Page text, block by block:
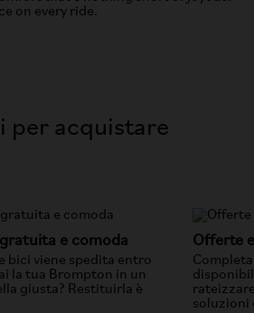
on every ride.
per acquistare
e comoda
bici viene spedita entro
la tua Brompton in un
giusta? Restituirla è
Offerte
soluzioni